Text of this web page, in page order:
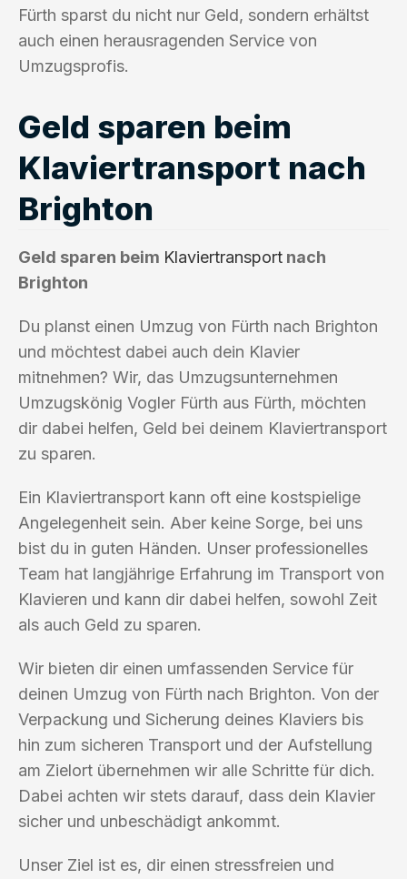
Fürth sparst du nicht nur Geld, sondern erhältst
auch einen herausragenden Service von
Umzugsprofis.
Geld sparen beim
Klaviertransport nach
Brighton
Geld sparen beim Klaviertransport nach
Brighton
Du planst einen Umzug von Fürth nach Brighton
und möchtest dabei auch dein Klavier
mitnehmen? Wir, das Umzugsunternehmen
Umzugskönig Vogler Fürth aus Fürth, möchten
dir dabei helfen, Geld bei deinem Klaviertransport
zu sparen.
Ein Klaviertransport kann oft eine kostspielige
Angelegenheit sein. Aber keine Sorge, bei uns
bist du in guten Händen. Unser professionelles
Team hat langjährige Erfahrung im Transport von
Klavieren und kann dir dabei helfen, sowohl Zeit
als auch Geld zu sparen.
Wir bieten dir einen umfassenden Service für
deinen Umzug von Fürth nach Brighton. Von der
Verpackung und Sicherung deines Klaviers bis
hin zum sicheren Transport und der Aufstellung
am Zielort übernehmen wir alle Schritte für dich.
Dabei achten wir stets darauf, dass dein Klavier
sicher und unbeschädigt ankommt.
Unser Ziel ist es, dir einen stressfreien und